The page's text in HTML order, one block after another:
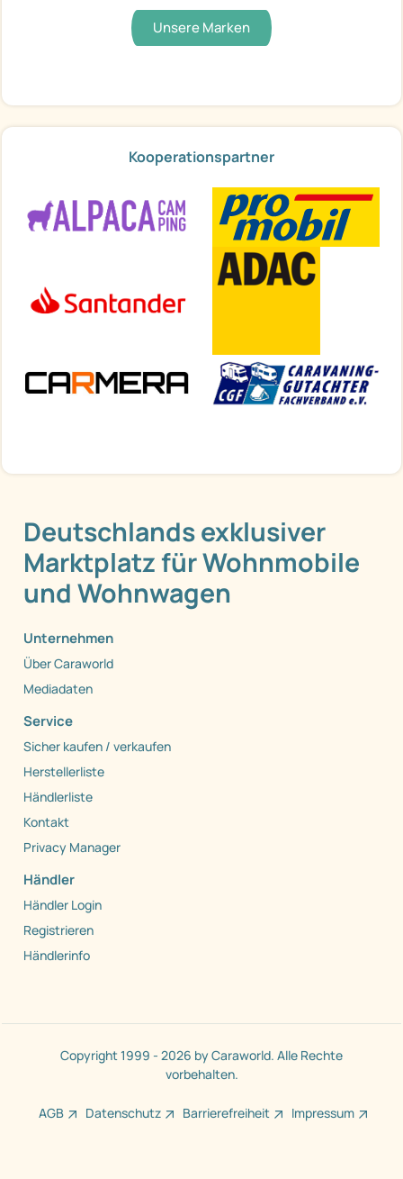
Unsere Marken
Kooperationspartner
Deutschlands exklusiver
Marktplatz für Wohnmobile
und Wohnwagen
Unternehmen
Über Caraworld
Mediadaten
Service
Sicher kaufen / verkaufen
Herstellerliste
Händlerliste
Kontakt
Privacy Manager
Händler
Händler Login
Registrieren
Händlerinfo
Copyright 1999 - 2026 by Caraworld. Alle Rechte
vorbehalten.
AGB Datenschutz Barrierefreiheit Impressum